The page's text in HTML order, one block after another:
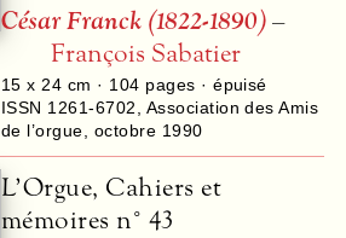
César Franck (1822-1890)–
François Sabatier
15 x 24 cm · 104 pages · épuisé
ISSN 1261-6702, Association des Amis
de l’orgue, octobre 1990
L’Orgue, Cahiers et
mémoires n° 43